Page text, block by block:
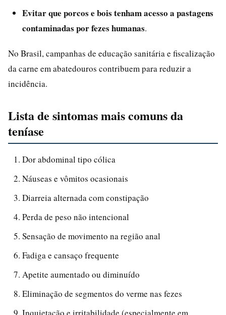
Evitar que porcos e bois tenham acesso a pastagens
contaminadas por fezes humanas.
No Brasil, campanhas de educação sanitária e fiscalização
da carne em abatedouros contribuem para reduzir a
incidência.
Lista de sintomas mais comuns da
teníase
Dor abdominal tipo cólica
Náuseas e vômitos ocasionais
Diarreia alternada com constipação
Perda de peso não intencional
Sensação de movimento na região anal
Fadiga e cansaço frequente
Apetite aumentado ou diminuído
Eliminação de segmentos do verme nas fezes
Inquietação e irritabilidade (especialmente em